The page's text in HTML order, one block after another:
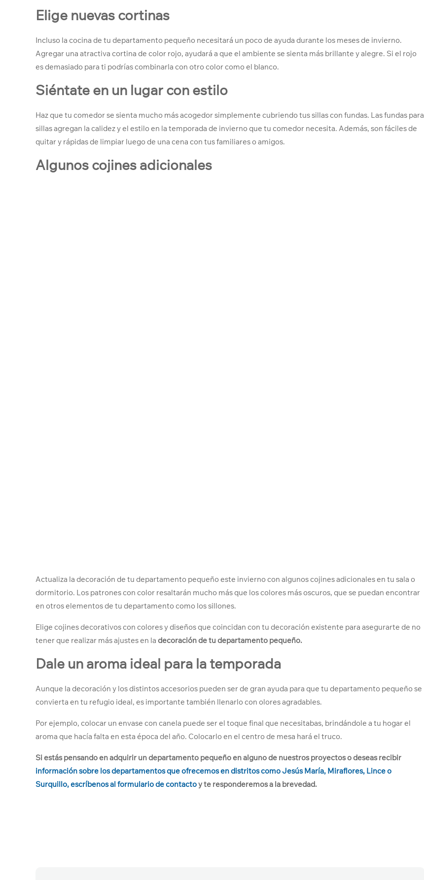
Elige nuevas cortinas
Incluso la cocina de tu departamento pequeño necesitará un poco de ayuda durante los meses de invierno.
Agregar una atractiva cortina de color rojo, ayudará a que el ambiente se sienta más brillante y alegre. Si el rojo
es demasiado para ti podrías combinarla con otro color como el blanco.
Siéntate en un lugar con estilo
Haz que tu comedor se sienta mucho más acogedor simplemente cubriendo tus sillas con fundas. Las fundas para
sillas agregan la calidez y el estilo en la temporada de invierno que tu comedor necesita. Además, son fáciles de
quitar y rápidas de limpiar luego de una cena con tus familiares o amigos.
Algunos cojines adicionales
Actualiza la decoración de tu departamento pequeño este invierno con algunos cojines adicionales en tu sala o
dormitorio. Los patrones con color resaltarán mucho más que los colores más oscuros, que se puedan encontrar
en otros elementos de tu departamento como los sillones.
Elige cojines decorativos con colores y diseños que coincidan con tu decoración existente para asegurarte de no
tener que realizar más ajustes en la decoración de tu departamento pequeño.
Dale un aroma ideal para la temporada
Aunque la decoración y los distintos accesorios pueden ser de gran ayuda para que tu departamento pequeño se
convierta en tu refugio ideal, es importante también llenarlo con olores agradables.
Por ejemplo, colocar un envase con canela puede ser el toque final que necesitabas, brindándole a tu hogar el
aroma que hacía falta en esta época del año. Colocarlo en el centro de mesa hará el truco.
Si estás pensando en adquirir un departamento pequeño en alguno de nuestros proyectos o deseas recibir
información sobre los departamentos que ofrecemos en distritos como Jesús María, Miraflores, Lince o
Surquillo, escríbenos al formulario de contactoy te responderemos a la brevedad.